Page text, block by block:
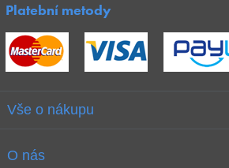
Platební metody
Vše o nákupu
Obchodní podmínky
O nás